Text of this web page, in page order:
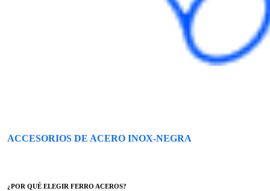
ACCESORIOS DE ACERO INOX-NEGRA
¿POR QUÉ ELEGIR FERRO ACEROS?